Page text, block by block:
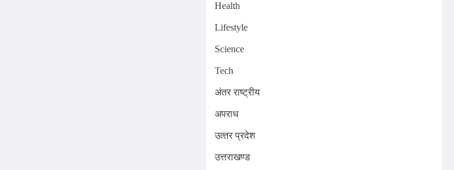
Health
Lifestyle
Science
Tech
अंतर राष्ट्रीय
अपराध
उत्‍तर प्रदेश
उत्तराखण्ड